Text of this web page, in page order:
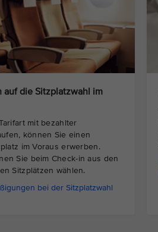
auf die Sitzplatzwahl im
mit bezahlter
können Sie einen
im Voraus erwerben.
Sie beim Check-in aus den
Sitzplätzen wählen.
bei der Sitzplatzwahl